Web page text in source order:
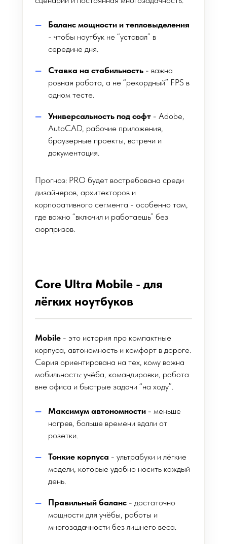
Баланс мощности и тепловыделения
- чтобы ноутбук не “уставал” в
середине дня.
Ставка на стабильность - важна
ровная работа, а не “рекордный” FPS в
одном тесте.
Универсальность под софт - Adobe,
AutoCAD, рабочие приложения,
браузерные проекты, встречи и
документация.
Прогноз: PRO будет востребована среди
дизайнеров, архитекторов и
корпоративного сегмента - особенно там,
где важно “включил и работаешь” без
сюрпризов.
Core Ultra Mobile - для
лёгких ноутбуков
Mobile - это история про компактные
корпуса, автономность и комфорт в дороге.
Серия ориентирована на тех, кому важна
мобильность: учёба, командировки, работа
вне офиса и быстрые задачи “на ходу”.
Максимум автономности - меньше
нагрев, больше времени вдали от
розетки.
Тонкие корпуса - ультрабуки и лёгкие
модели, которые удобно носить каждый
день.
Правильный баланс - достаточно
мощности для учёбы, работы и
многозадачности без лишнего веса.